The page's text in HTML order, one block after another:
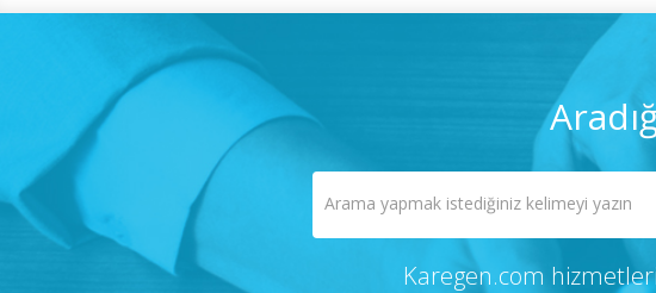
Karegen.com